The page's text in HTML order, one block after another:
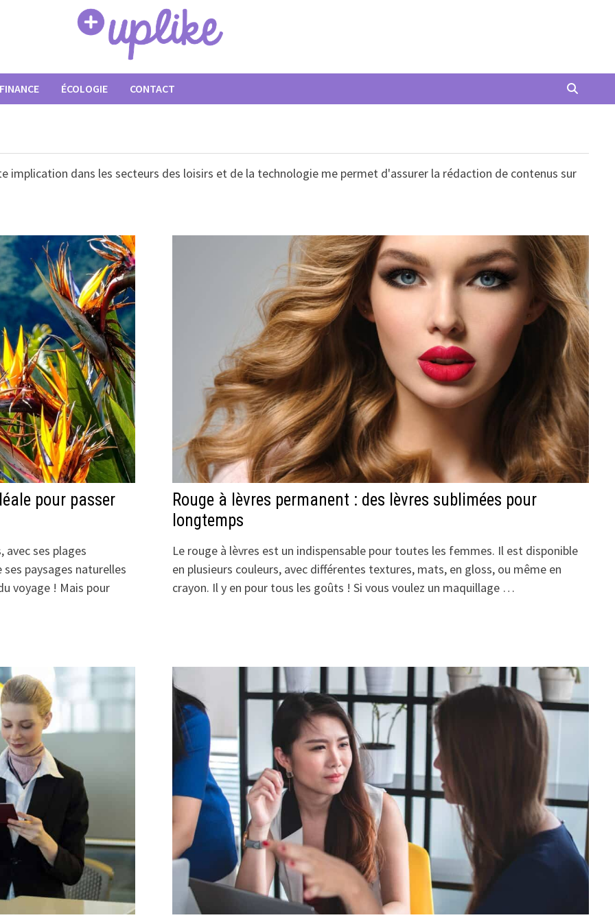
FINANCE ÉCOLOGIE CONTACT
implication dans les secteurs des loisirs et de la technologie me permet d'assurer la rédaction de contenus sur
pour passer
avec ses plages
paysages naturelles
voyage ! Mais pour
Rouge à lèvres permanent : des lèvres sublimées pour
longtemps
Le rouge à lèvres est un indispensable pour toutes les femmes. Il est disponible
en plusieurs couleurs, avec différentes textures, mats, en gloss, ou même en
crayon. Il y en pour tous les goûts ! Si vous voulez un maquillage …